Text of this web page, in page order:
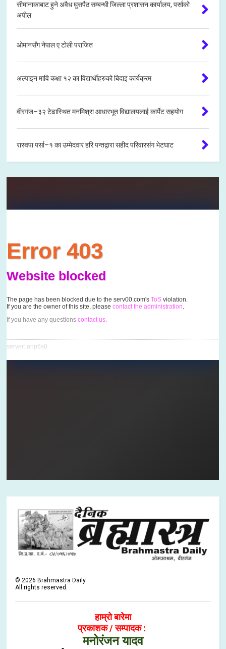
सीमानाकाबाट हुने अवैध घुसपैठ सम्बन्धी जिल्ला प्रशासन कार्यालय, पर्साको
अपील
ओमानसँग नेपाल ए टोली पराजित
अल्पाइन मावि कक्षा १२ का विद्यार्थीहरुको बिदाइ कार्यक्रम
वीरगंज–३२ टेढास्थित मनमिश्रा आधारभूत विद्यालयलाई कार्पेट सहयोग
रास्वपा पर्सा–१ का उम्मेदवार हरि पन्तद्वारा सहीद परिवारसंग भेटघाट
©2026 Brahmastra Daily
All rights reserved.
हाम्रो बारेमा
प्रकाशक / सम्पादक :
मनोरंजन यादव